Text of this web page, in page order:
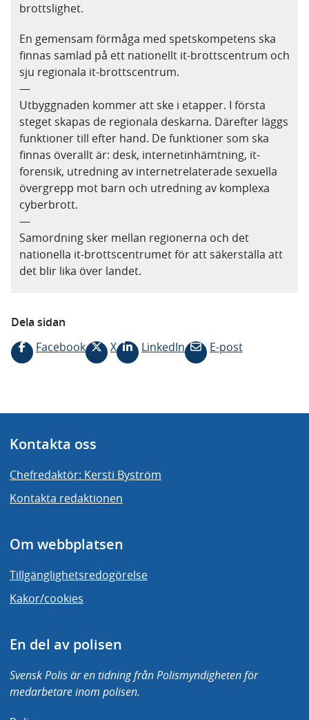
brottslighet.
En gemensam förmåga med spetskompetens ska
finnas samlad på ett nationellt it-brottscentrum och
sju regionala it-brottscentrum.
—
Utbyggnaden kommer att ske i etapper. I första
steget skapas de regionala deskarna. Därefter läggs
funktioner till efter hand. De funktioner som ska
finnas överallt är: desk, internetinhämtning, it-
forensik, utredning av internetrelaterade sexuella
övergrepp mot barn och utredning av komplexa
cyberbrott.
—
Samordning sker mellan regionerna och det
nationella it-brottscentrumet för att säkerställa att
det blir lika över landet.
Dela sidan
Facebook
X LinkedIn E-post
Kontakta oss
Chefredaktör: Kersti Byström
Kontakta redaktionen
Om webbplatsen
Tillgänglighetsredogörelse
Kakor/cookies
En del av polisen
Svensk Polis är en tidning från Polismyndigheten för
medarbetare inom polisen.